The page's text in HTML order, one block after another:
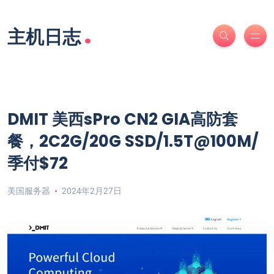
主机日志.
DMIT 美西sPro CN2 GIA高防套
餐，2C2G/20G SSD/1.5T@100M/
季付$72
美国服务器 2024年2月27日